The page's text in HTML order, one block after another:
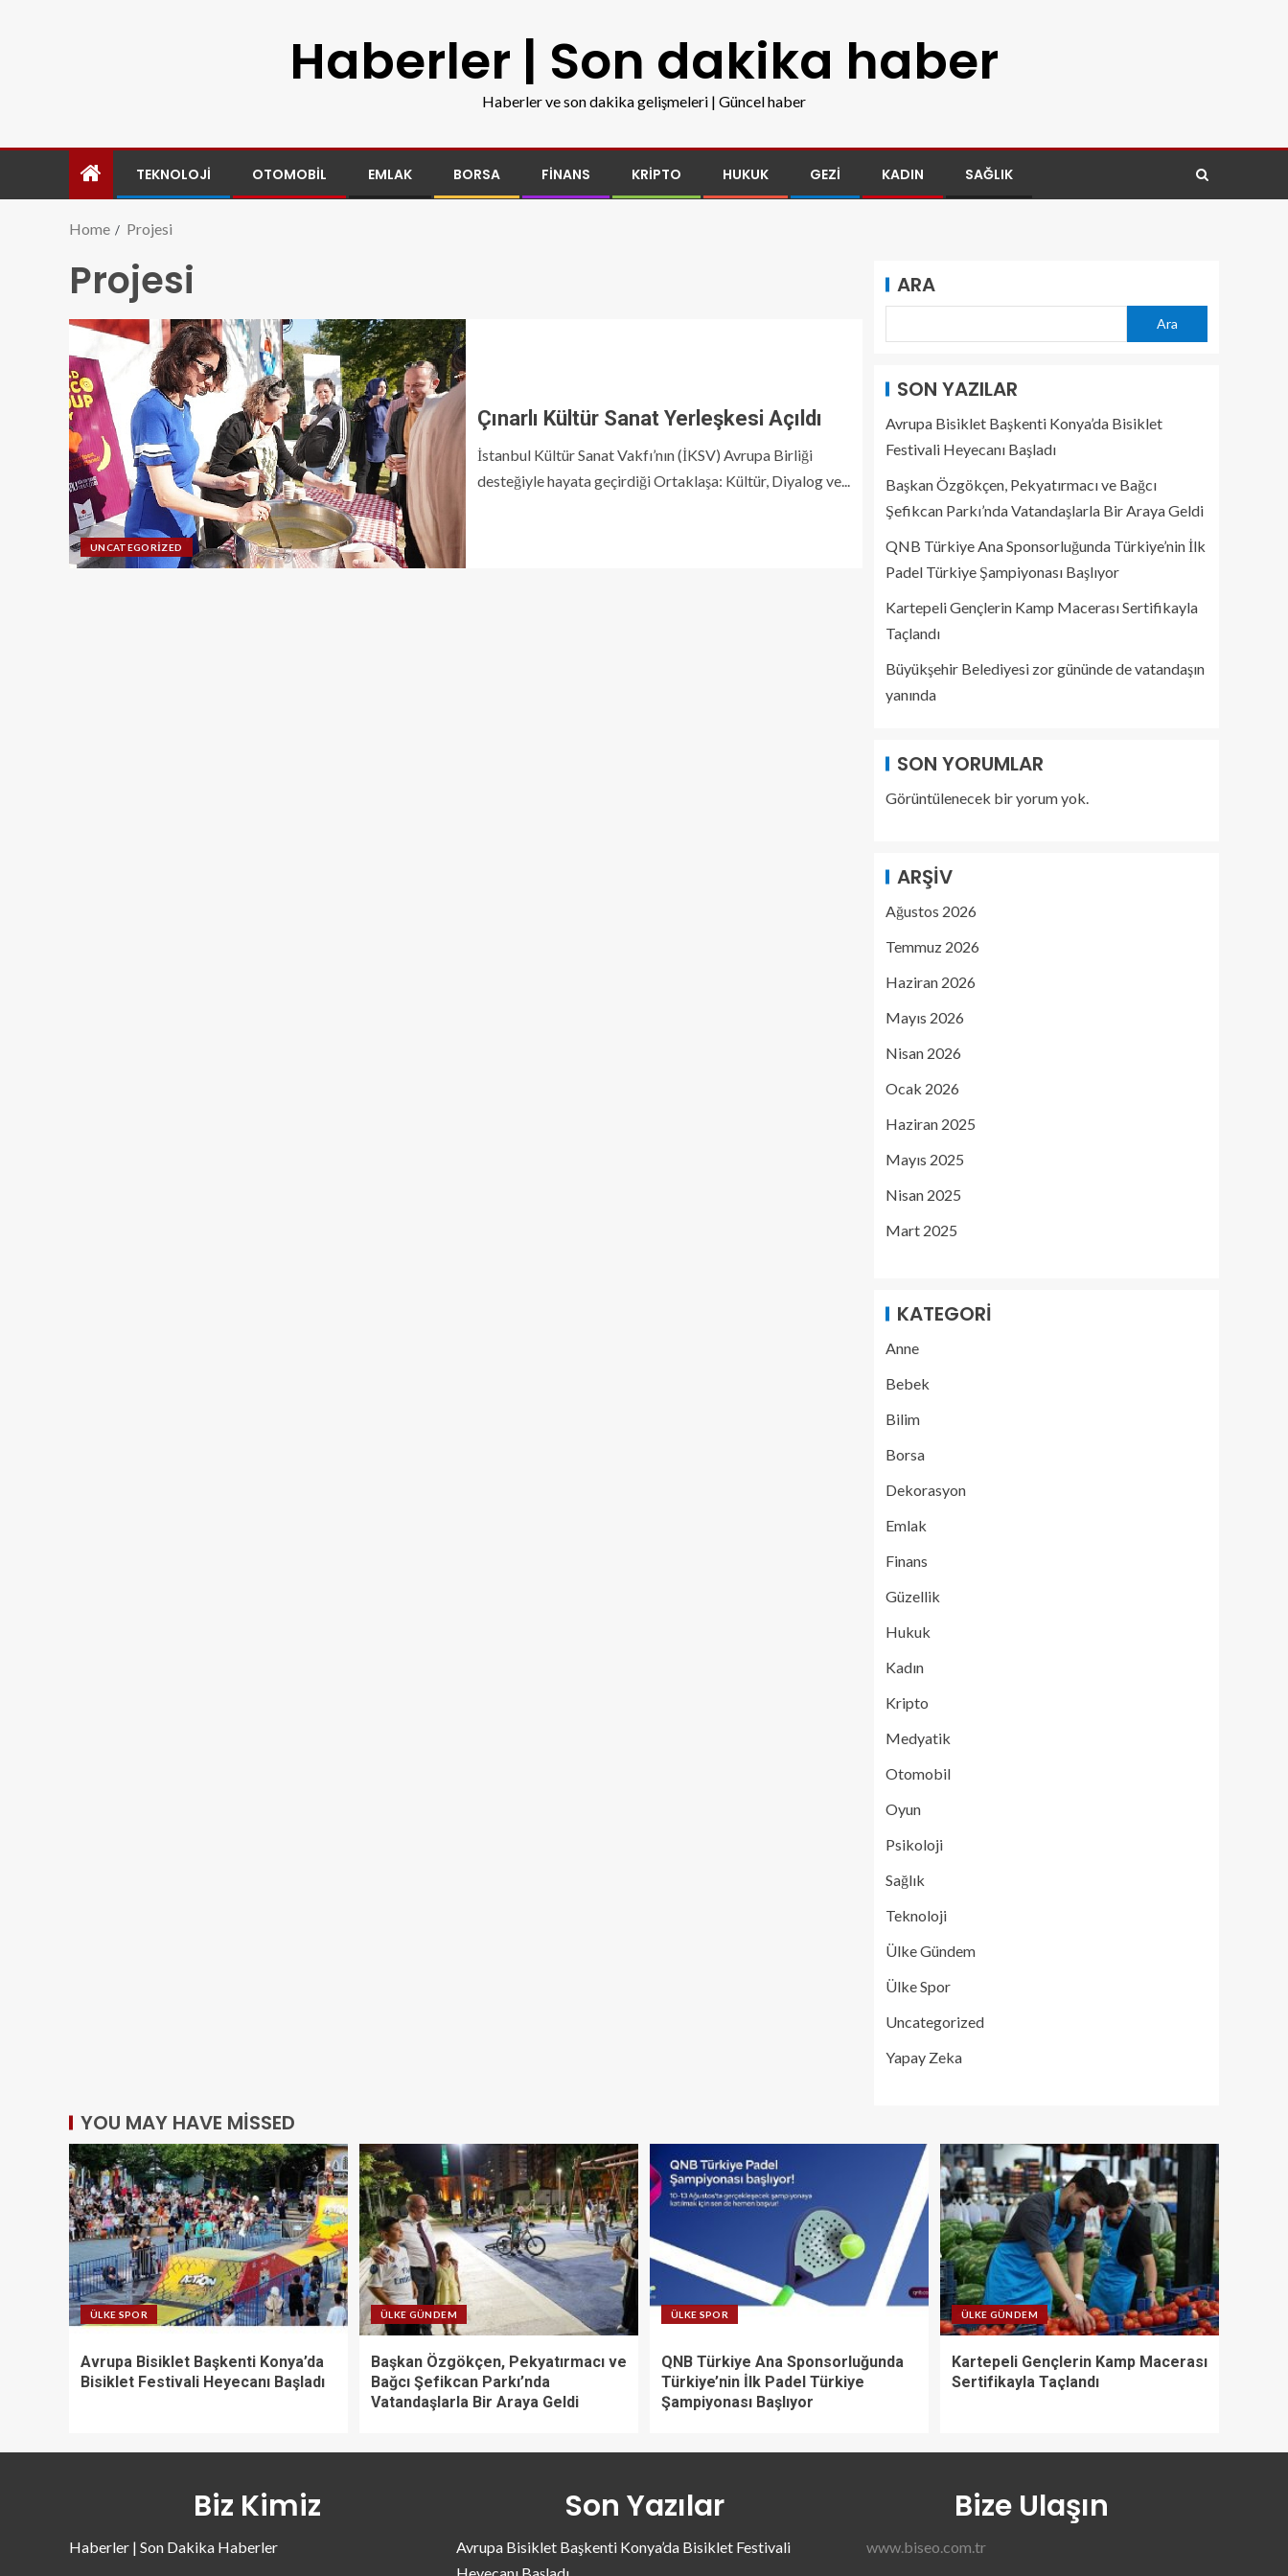
Haberler | Son dakika haber
Haberler ve son dakika gelişmeleri | Güncel haber
TEKNOLOJI OTOMOBIL EMLAK BORSA FINANS KRIPTO HUKUK GEZI KADIN SAĞLIK
Home Projesi
Projesi
UNCATEGORIZED
Çınarlı Kültür Sanat Yerleşkesi Açıldı
İstanbul Kültür Sanat Vakfı’nın (İKSV) Avrupa Birliği
desteğiyle hayata geçirdiği Ortaklaşa: Kültür, Diyalog ve...
ARA
Ara
SON YAZILAR
Avrupa Bisiklet Başkenti Konya’da Bisiklet
Festivali Heyecanı Başladı
Başkan Özgökçen, Pekyatırmacı ve Bağcı
Şefikcan Parkı’nda Vatandaşlarla Bir Araya Geldi
QNB Türkiye Ana Sponsorluğunda Türkiye’nin İlk
Padel Türkiye Şampiyonası Başlıyor
Kartepeli Gençlerin Kamp Macerası Sertifikayla
Taçlandı
Büyükşehir Belediyesi zor gününde de vatandaşın
yanında
SON YORUMLAR
Görüntülenecek bir yorum yok.
ARŞIV
Ağustos 2026
Temmuz 2026
Haziran 2026
Mayıs 2026
Nisan 2026
Ocak 2026
Haziran 2025
Mayıs 2025
Nisan 2025
Mart 2025
KATEGORI
Anne
Bebek
Bilim
Borsa
Dekorasyon
Emlak
Finans
Güzellik
Hukuk
Kadın
Kripto
Medyatik
Otomobil
Oyun
Psikoloji
Sağlık
Teknoloji
Ülke Gündem
Ülke Spor
Uncategorized
Yapay Zeka
YOU MAY HAVE MISSED
ÜLKE SPOR
Avrupa Bisiklet Başkenti Konya’da
Bisiklet Festivali Heyecanı Başladı
ÜLKE GÜNDEM
Başkan Özgökçen, Pekyatırmacı ve
Bağcı Şefikcan Parkı’nda
Vatandaşlarla Bir Araya Geldi
ÜLKE SPOR
QNB Türkiye Ana Sponsorluğunda
Türkiye’nin İlk Padel Türkiye
Şampiyonası Başlıyor
ÜLKE GÜNDEM
Kartepeli Gençlerin Kamp Macerası
Sertifikayla Taçlandı
Biz Kimiz
Haberler | Son Dakika Haberler
Son Yazılar
Avrupa Bisiklet Başkenti Konya’da Bisiklet Festivali
Bize Ulaşın
www.biseo.com.tr